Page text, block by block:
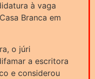
à vaga
Branca em
o júri
a escritora
e considerou